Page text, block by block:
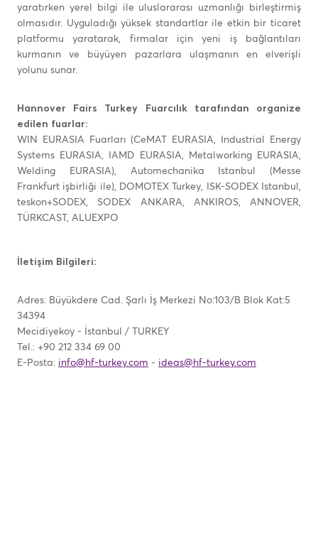
yaratırken yerel bilgi ile uluslararası uzmanlığı birleştirmiş
olmasıdır. Uyguladığı yüksek standartlar ile etkin bir ticaret
platformu yaratarak, firmalar için yeni iş bağlantıları
kurmanın ve büyüyen pazarlara ulaşmanın en elverişli
yolunu sunar.
Hannover Fairs Turkey Fuarcılık tarafından organize
edilen fuarlar:
WIN EURASIA Fuarları (CeMAT EURASIA, Industrial Energy
Systems EURASIA, IAMD EURASIA, Metalworking EURASIA,
Welding EURASIA), Automechanika Istanbul (Messe
Frankfurt işbirliği ile), DOMOTEX Turkey, ISK-SODEX Istanbul,
teskon+SODEX, SODEX ANKARA, ANKIROS, ANNOVER,
TÜRKCAST, ALUEXPO
İletişim Bilgileri:
Adres: Büyükdere Cad. Şarlı İş Merkezi No:103/B Blok Kat:5
34394
Mecidiyekoy - İstanbul / TURKEY
Tel.: +90 212 334 69 00
E-Posta: info@hf-turkey.com - ideas@hf-turkey.com